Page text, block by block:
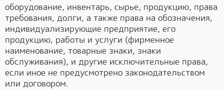
оборудование, инвентарь, сырье, продукцию, права
требования, долги, а также права на обозначения,
индивидуализирующие предприятие, его
продукцию, работы и услуги (фирменное
наименование, товарные знаки, знаки
обслуживания), и другие исключительные права,
если иное не предусмотрено законодательством
или договором.